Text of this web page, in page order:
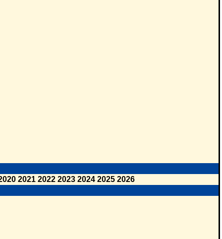
2021 2022 2023 2024 2025 2026